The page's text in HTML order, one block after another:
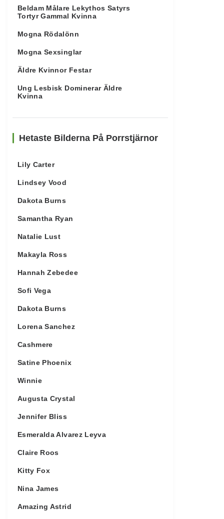
Beldam Målare Lekythos Satyrs
Tortyr Gammal Kvinna
Mogna Rödalönn
Mogna Sexsinglar
Äldre Kvinnor Festar
Ung Lesbisk Dominerar Äldre
Kvinna
Hetaste Bilderna På Porrstjärnor
Lily Carter
Lindsey Vood
Dakota Burns
Samantha Ryan
Natalie Lust
Makayla Ross
Hannah Zebedee
Sofi Vega
Dakota Burns
Lorena Sanchez
Cashmere
Satine Phoenix
Winnie
Augusta Crystal
Jennifer Bliss
Esmeralda Alvarez Leyva
Claire Roos
Kitty Fox
Nina James
Amazing Astrid